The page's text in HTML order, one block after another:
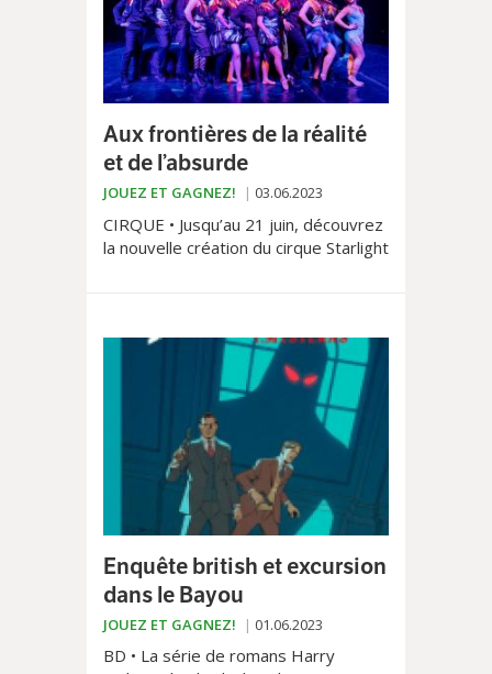
Aux frontières de la réalité
et de l’absurde
JOUEZ ET GAGNEZ! 03.06.2023
CIRQUE • Jusqu’au 21 juin, découvrez
la nouvelle création du cirque Starlight
Enquête british et excursion
dans le Bayou
JOUEZ ET GAGNEZ! 01.06.2023
BD • La série de romans Harry